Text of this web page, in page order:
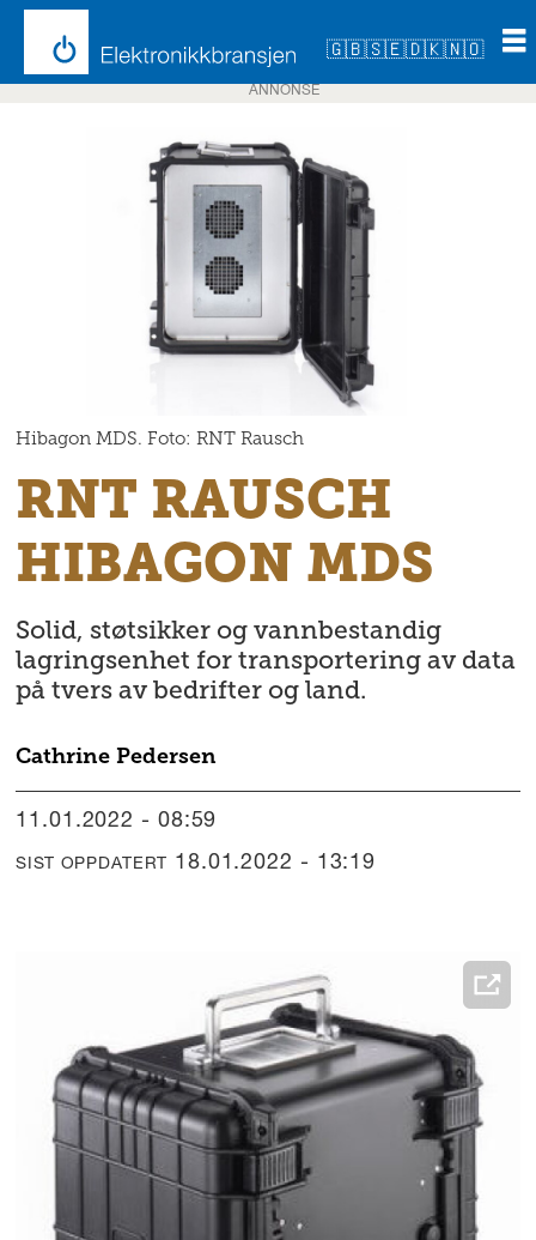
🇬🇧🇸🇪🇩🇰🇳🇴
ANNONSE
Hibagon MDS. Foto: RNT Rausch
RNT RAUSCH
HIBAGON MDS
Solid, støtsikker og vannbestandig
lagringsenhet for transportering av data
på tvers av bedrifter og land.
Cathrine Pedersen
11.01.2022 - 08:59
SIST OPPDATERT 18.01.2022 - 13:19